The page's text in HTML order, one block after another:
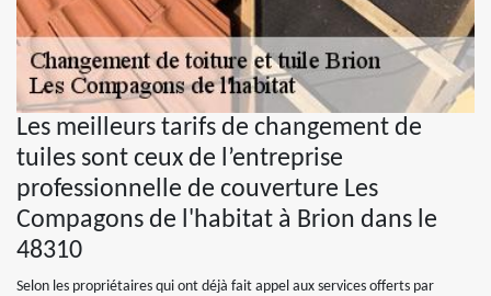
Les meilleurs tarifs de changement de
tuiles sont ceux de l’entreprise
professionnelle de couverture Les
Compagons de l'habitat à Brion dans le
48310
Selon les propriétaires qui ont déjà fait appel aux services offerts par